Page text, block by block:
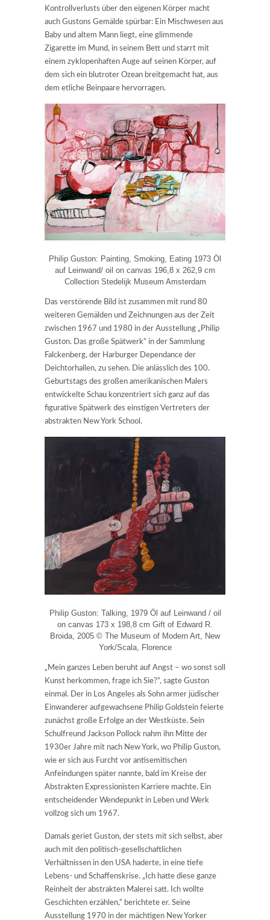
Kontrollverlusts über den eigenen Körper macht
auch Gustons Gemälde spürbar: Ein Mischwesen aus
Baby und altem Mann liegt, eine glimmende
Zigarette im Mund, in seinem Bett und starrt mit
einem zyklopenhaften Auge auf seinen Körper, auf
dem sich ein blutroter Ozean breitgemacht hat, aus
dem etliche Beinpaare hervorragen.
Philip Guston: Painting, Smoking, Eating 1973 Öl
auf Leinwand/ oil on canvas 196,8 x 262,9 cm
Collection Stedelijk Museum Amsterdam
Das verstörende Bild ist zusammen mit rund 80
weiteren Gemälden und Zeichnungen aus der Zeit
zwischen 1967 und 1980 in der Ausstellung „Philip
Guston. Das große Spätwerk“ in der Sammlung
Falckenberg, der Harburger Dependance der
Deichtorhallen, zu sehen. Die anlässlich des 100.
Geburtstags des großen amerikanischen Malers
entwickelte Schau konzentriert sich ganz auf das
figurative Spätwerk des einstigen Vertreters der
abstrakten New York School.
Philip Guston: Talking, 1979 Öl auf Leinwand / oil
on canvas 173 x 198,8 cm Gift of Edward R.
Broida, 2005 © The Museum of Modern Art, New
York/Scala, Florence
„Mein ganzes Leben beruht auf Angst – wo sonst soll
Kunst herkommen, frage ich Sie?“, sagte Guston
einmal. Der in Los Angeles als Sohn armer jüdischer
Einwanderer aufgewachsene Philip Goldstein feierte
zunächst große Erfolge an der Westküste. Sein
Schulfreund Jackson Pollock nahm ihn Mitte der
1930er Jahre mit nach New York, wo Philip Guston,
wie er sich aus Furcht vor antisemitischen
Anfeindungen später nannte, bald im Kreise der
Abstrakten Expressionisten Karriere machte. Ein
entscheidender Wendepunkt in Leben und Werk
vollzog sich um 1967.
Damals geriet Guston, der stets mit sich selbst, aber
auch mit den politisch-gesellschaftlichen
Verhältnissen in den USA haderte, in eine tiefe
Lebens- und Schaffenskrise. „Ich hatte diese ganze
Reinheit der abstrakten Malerei satt. Ich wollte
Geschichten erzählen,“ berichtete er. Seine
Ausstellung 1970 in der mächtigen New Yorker